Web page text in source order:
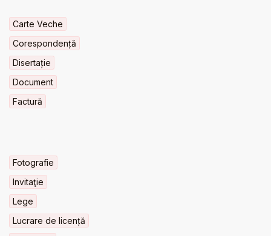
Carte Veche
Corespondență
Disertație
Document
Factură
Fotografie
Invitaţie
Lege
Lucrare de licență